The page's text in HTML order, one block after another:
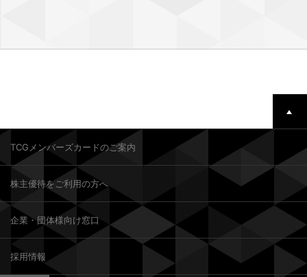
TCGメンバーズカードのご案内
株主優待をご利用の方へ
企業・団体様向け窓口
採用情報